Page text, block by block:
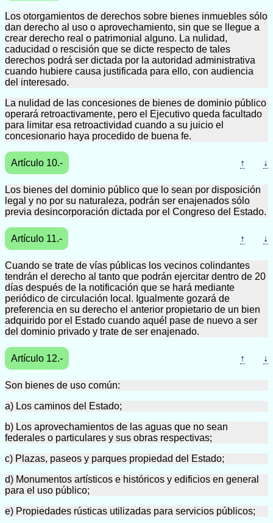
Los otorgamientos de derechos sobre bienes inmuebles sólo
dan derecho al uso o aprovechamiento, sin que se llegue a
crear derecho real o patrimonial alguno. La nulidad,
caducidad o rescisión que se dicte respecto de tales
derechos podrá ser dictada por la autoridad administrativa
cuando hubiere causa justificada para ello, con audiencia
del interesado.
La nulidad de las concesiones de bienes de dominio público
operará retroactivamente, pero el Ejecutivo queda facultado
para limitar esa retroactividad cuando a su juicio el
concesionario haya procedido de buena fe.
Artículo 10.- ↑ ↓
Los bienes del dominio público que lo sean por disposición
legal y no por su naturaleza, podrán ser enajenados sólo
previa desincorporación dictada por el Congreso del Estado.
Artículo 11.- ↑ ↓
Cuando se trate de vías públicas los vecinos colindantes
tendrán el derecho al tanto que podrán ejercitar dentro de 20
días después de la notificación que se hará mediante
periódico de circulación local. Igualmente gozará de
preferencia en su derecho el anterior propietario de un bien
adquirido por el Estado cuando aquél pase de nuevo a ser
del dominio privado y trate de ser enajenado.
Artículo 12.- ↑ ↓
Son bienes de uso común:
a) Los caminos del Estado;
b) Los aprovechamientos de las aguas que no sean
federales o particulares y sus obras respectivas;
c) Plazas, paseos y parques propiedad del Estado;
d) Monumentos artísticos e históricos y edificios en general
para el uso público;
e) Propiedades rústicas utilizadas para servicios públicos;